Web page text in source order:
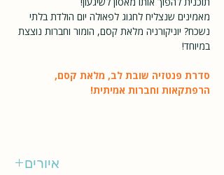
מאמינים שנצליח לחגוג לפאולה יום הולדת בלתי
נשכח? יוניקורניה מלאת קסם, הומור וחברות נוצצת
במיוחד!
סדרת פנטזיה שובת לב, מלאת קסם,
הרפתקאות וחברות אמיתית!
איורים